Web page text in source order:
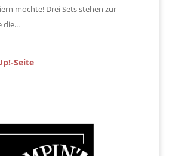
möchte! Drei Sets stehen zur
die...
Seite